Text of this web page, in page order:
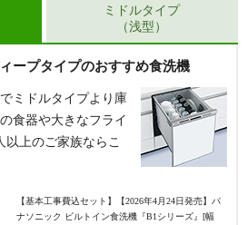
ープタイプのおすすめ食洗機
ミドルタイプより庫
食器や大きなフライ
上のご家族ならこ
【基本工事費込セット】
【2026年4月24日発売】パ
ナソニック ビルトイン食洗機『B1シリーズ』[幅
ミドルタイプ
（浅型）